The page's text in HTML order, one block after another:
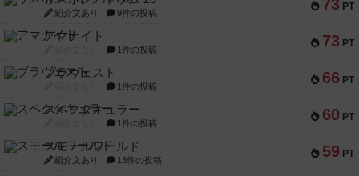
73 PT
紹介文あり 9件の投稿
73 PT
アマナイト
1件の投稿
66 PT
ブラヴェスト
1件の投稿
60 PT
スペクタキュラー
1件の投稿
59 PT
スモールワールド
紹介文あり 13件の投稿